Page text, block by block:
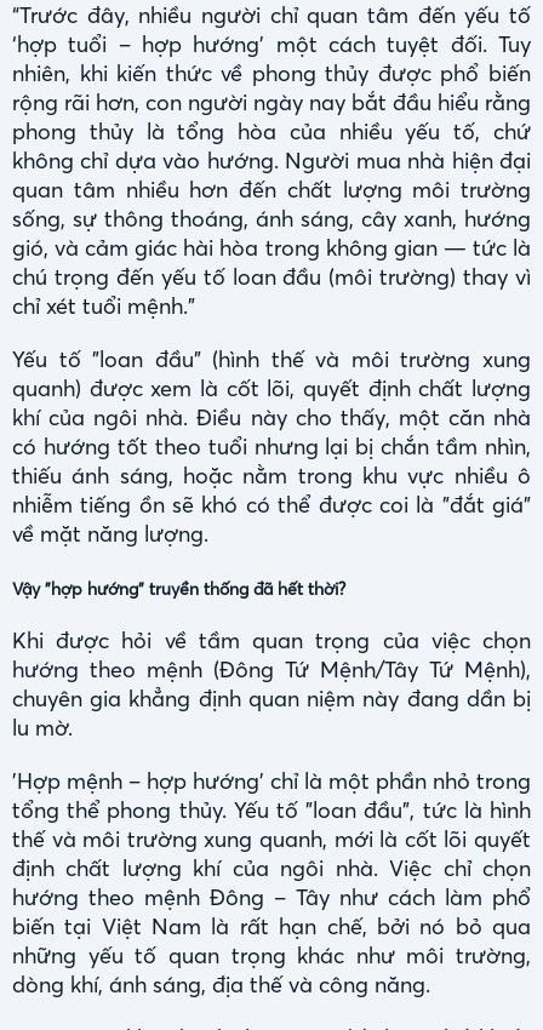
“Trước đây, nhiều người chỉ quan tâm đến yếu tố
‘hợp tuổi – hợp hướng’ một cách tuyệt đối. Tuy
nhiên, khi kiến thức về phong thủy được phổ biến
rộng rãi hơn, con người ngày nay bắt đầu hiểu rằng
phong thủy là tổng hòa của nhiều yếu tố, chứ
không chỉ dựa vào hướng. Người mua nhà hiện đại
quan tâm nhiều hơn đến chất lượng môi trường
sống, sự thông thoáng, ánh sáng, cây xanh, hướng
gió, và cảm giác hài hòa trong không gian — tức là
chú trọng đến yếu tố loan đầu (môi trường) thay vì
chỉ xét tuổi mệnh.”
Yếu tố "loan đầu" (hình thế và môi trường xung
quanh) được xem là cốt lõi, quyết định chất lượng
khí của ngôi nhà. Điều này cho thấy, một căn nhà
có hướng tốt theo tuổi nhưng lại bị chắn tầm nhìn,
thiếu ánh sáng, hoặc nằm trong khu vực nhiều ô
nhiễm tiếng ồn sẽ khó có thể được coi là "đắt giá"
về mặt năng lượng.
Vậy "hợp hướng" truyền thống đã hết thời?
Khi được hỏi về tầm quan trọng của việc chọn
hướng theo mệnh (Đông Tứ Mệnh/Tây Tứ Mệnh),
chuyên gia khẳng định quan niệm này đang dần bị
lu mờ.
'Hợp mệnh – hợp hướng’ chỉ là một phần nhỏ trong
tổng thể phong thủy. Yếu tố "loan đầu", tức là hình
thế và môi trường xung quanh, mới là cốt lõi quyết
định chất lượng khí của ngôi nhà. Việc chỉ chọn
hướng theo mệnh Đông – Tây như cách làm phổ
biến tại Việt Nam là rất hạn chế, bởi nó bỏ qua
những yếu tố quan trọng khác như môi trường,
dòng khí, ánh sáng, địa thế và công năng.